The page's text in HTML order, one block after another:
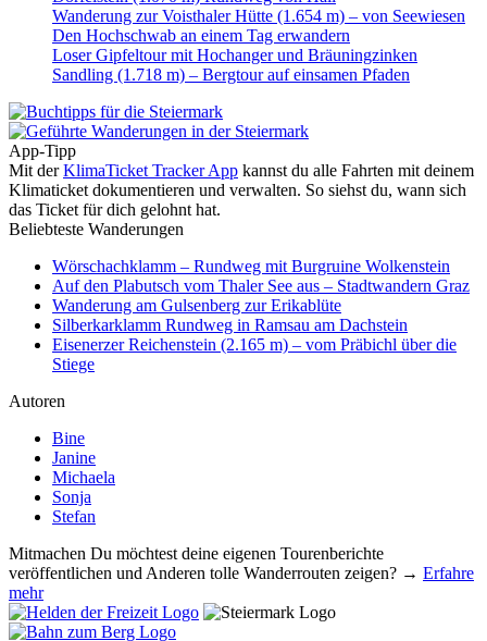
Wanderung zur Voisthaler Hütte (1.654 m) – von Seewiesen
Den Hochschwab an einem Tag erwandern
Loser Gipfeltour mit Hochanger und Bräuningzinken
Sandling (1.718 m) – Bergtour auf einsamen Pfaden
App-Tipp
Mit derKlimaTicket Tracker App kannst du alle Fahrten mit deinem
Klimaticket dokumentieren und verwalten. So siehst du, wann sich
das Ticket für dich gelohnt hat.
Beliebteste Wanderungen
Wörschachklamm – Rundweg mit Burgruine Wolkenstein
Auf den Plabutsch vom Thaler See aus – Stadtwandern Graz
Wanderung am Gulsenberg zur Erikablüte
Silberkarklamm Rundweg in Ramsau am Dachstein
Eisenerzer Reichenstein (2.165 m) – vom Präbichl über die
Stiege
Autoren
Bine
Janine
Michaela
Sonja
Stefan
Mitmachen Du möchtest deine eigenen Tourenberichte
veröffentlichen und Anderen tolle Wanderrouten zeigen? → Erfahre
mehr